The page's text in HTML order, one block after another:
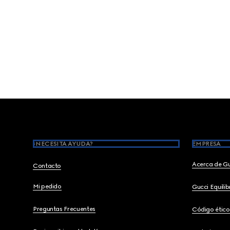
¿NECESITA AYUDA?
Contacto
Mi pedido
Preguntas Frecuentes
EMPRESA
Acerca de
Gucci
Código ético